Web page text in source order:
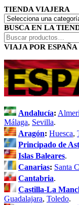
TIENDA VIAJERA
BUSCA EN LA
Buscar
por:
VIAJA POR ESPAÑA
Andalucía:
Málaga, Sevilla.
Aragón: Huesca,
Principado de
Islas Baleares.
Canarias: Santa
Cantabria.
Castilla-La
Guadalajara, Toledo.